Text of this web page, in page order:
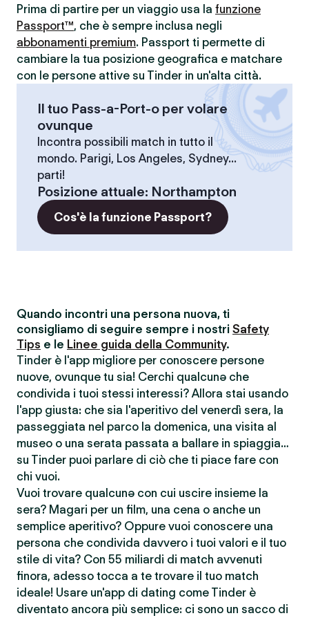
Prima di partire per un viaggio usa la funzione
Passport™, che è sempre inclusa negli
abbonamenti premium. Passport ti permette di
cambiare la tua posizione geografica e matchare
con le persone attive su Tinder in un'alta città.
Il tuo Pass-a-Port-o per volare
ovunque
Incontra possibili match in tutto il
mondo. Parigi, Los Angeles, Sydney...
parti!
Posizione attuale: Northampton
Cos'è la funzione Passport?
Quando incontri una persona nuova, ti
consigliamo di seguire sempre i nostri Safety
Tips e le Linee guida della Community.
Tinder è l'app migliore per conoscere persone
nuove, ovunque tu sia! Cerchi qualcunə che
condivida i tuoi stessi interessi? Allora stai usando
l'app giusta: che sia l'aperitivo del venerdì sera, la
passeggiata nel parco la domenica, una visita al
museo o una serata passata a ballare in spiaggia…
su Tinder puoi parlare di ciò che ti piace fare con
chi vuoi.
Vuoi trovare qualcunə con cui uscire insieme la
sera? Magari per un film, una cena o anche un
semplice aperitivo? Oppure vuoi conoscere una
persona che condivida davvero i tuoi valori e il tuo
stile di vita? Con 55 miliardi di match avvenuti
finora, adesso tocca a te trovare il tuo match
ideale! Usare un'app di dating come Tinder è
diventato ancora più semplice: ci sono un sacco di